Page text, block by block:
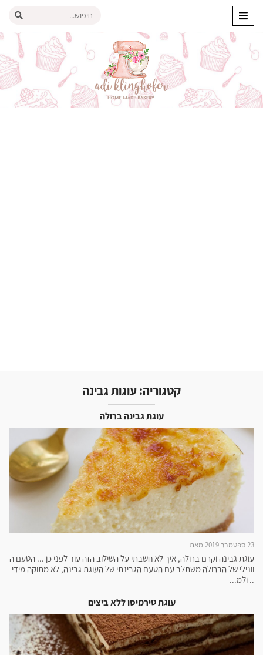
קטגוריה: עוגות גבינה
עוגת גבינה ברולה
23 ספטמבר 2019 מאת
עוגת גבינה וקרם ברולה, איך לא חשבתי על השילוב הזה עוד לפני כן ... הטעם ה
וונילי של הברולה משתלב עם הטעם הגבינתי של העוגת גבינה, לא מתוקה מידי
.. ולמ...
עוגת טירמיסו ללא ביצים